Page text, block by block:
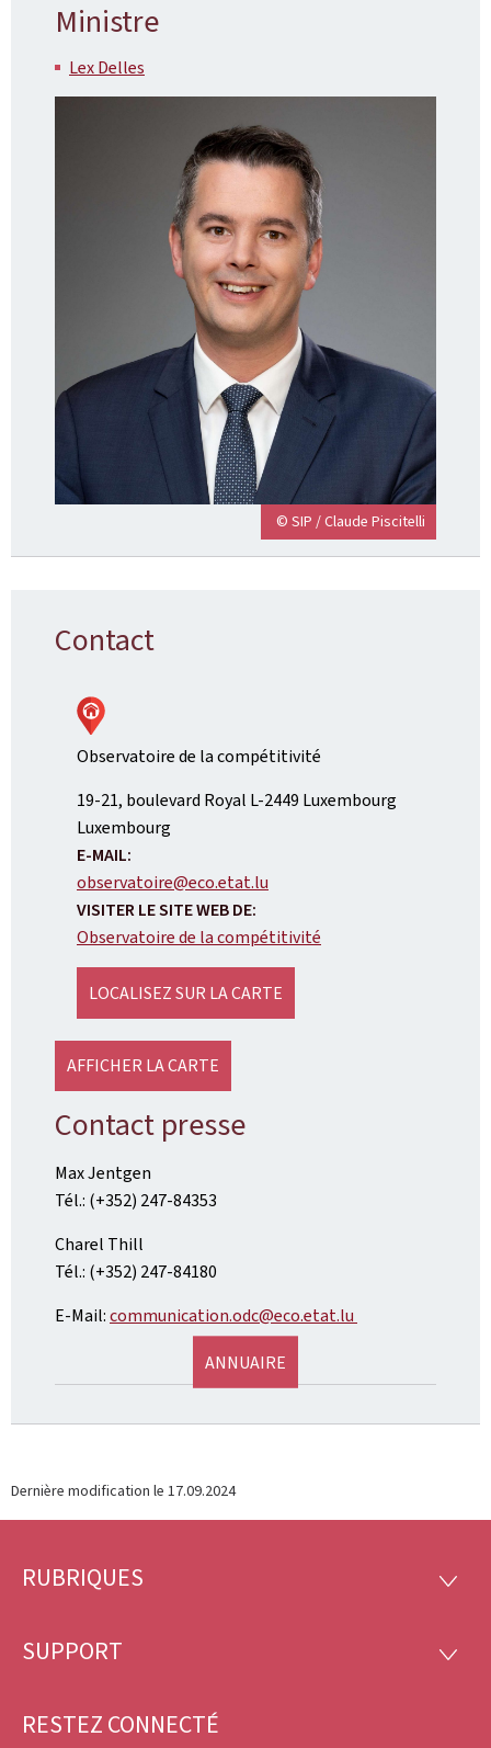
Ministre
Lex Delles
© SIP / Claude Piscitelli
Contact
Observatoire de la compétitivité
ADRESSE
:
19-21, boulevard Royal L-2449 Luxembourg
Luxembourg
E-MAIL:
observatoire@eco.etat.lu
VISITER LE SITE WEB DE:
Observatoire de la compétitivité
LOCALISEZ SUR LA CARTE
AFFICHER LA CARTE
Contact presse
Max Jentgen
Tél.: (+352) 247-84353
Charel Thill
Tél.: (+352) 247-84180
E-Mail:communication.odc@eco.etat.lu
ANNUAIRE
Dernière modification le 17.09.2024
Pied
page
RUBRIQUES
SUPPORT
RESTEZ CONNECTÉ